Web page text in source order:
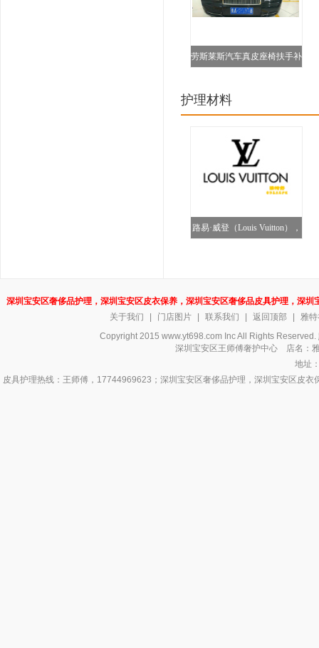
劳斯莱斯汽车真皮座椅扶手补
护理材料
路易·威登（Louis Vuitton），
深圳宝安区奢侈品护理，深圳宝安区皮衣保养，深圳宝安区奢侈品皮具护理，深
区汽车真皮养护，深
关于我们 门店图片 联系我们 返回顶部
雅
Copyright 2015 www.yt698.com Inc All Rights
深圳宝安区王师傅奢护中心 店名：
地址
皮具护理热线：王师傅，17744969623；深圳宝安区奢侈品护理，深圳宝安区皮